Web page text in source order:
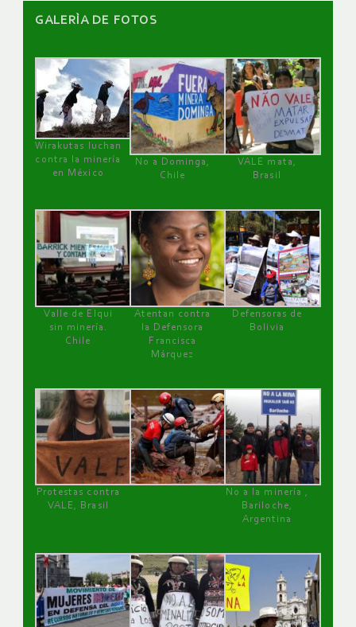
GALERÌA DE FOTOS
Wirakutas luchan
contra la minería
en México
No a Dominga,
Chile
VALE mata,
Brasil
Valle de Elqui
sin minería.
Chile
Atentan contra
la Defensora
Francisca
Márquez
Defensoras de
Bolivia
Protestas contra
VALE, Brasil
No a la minería ,
Bariloche,
Argentina